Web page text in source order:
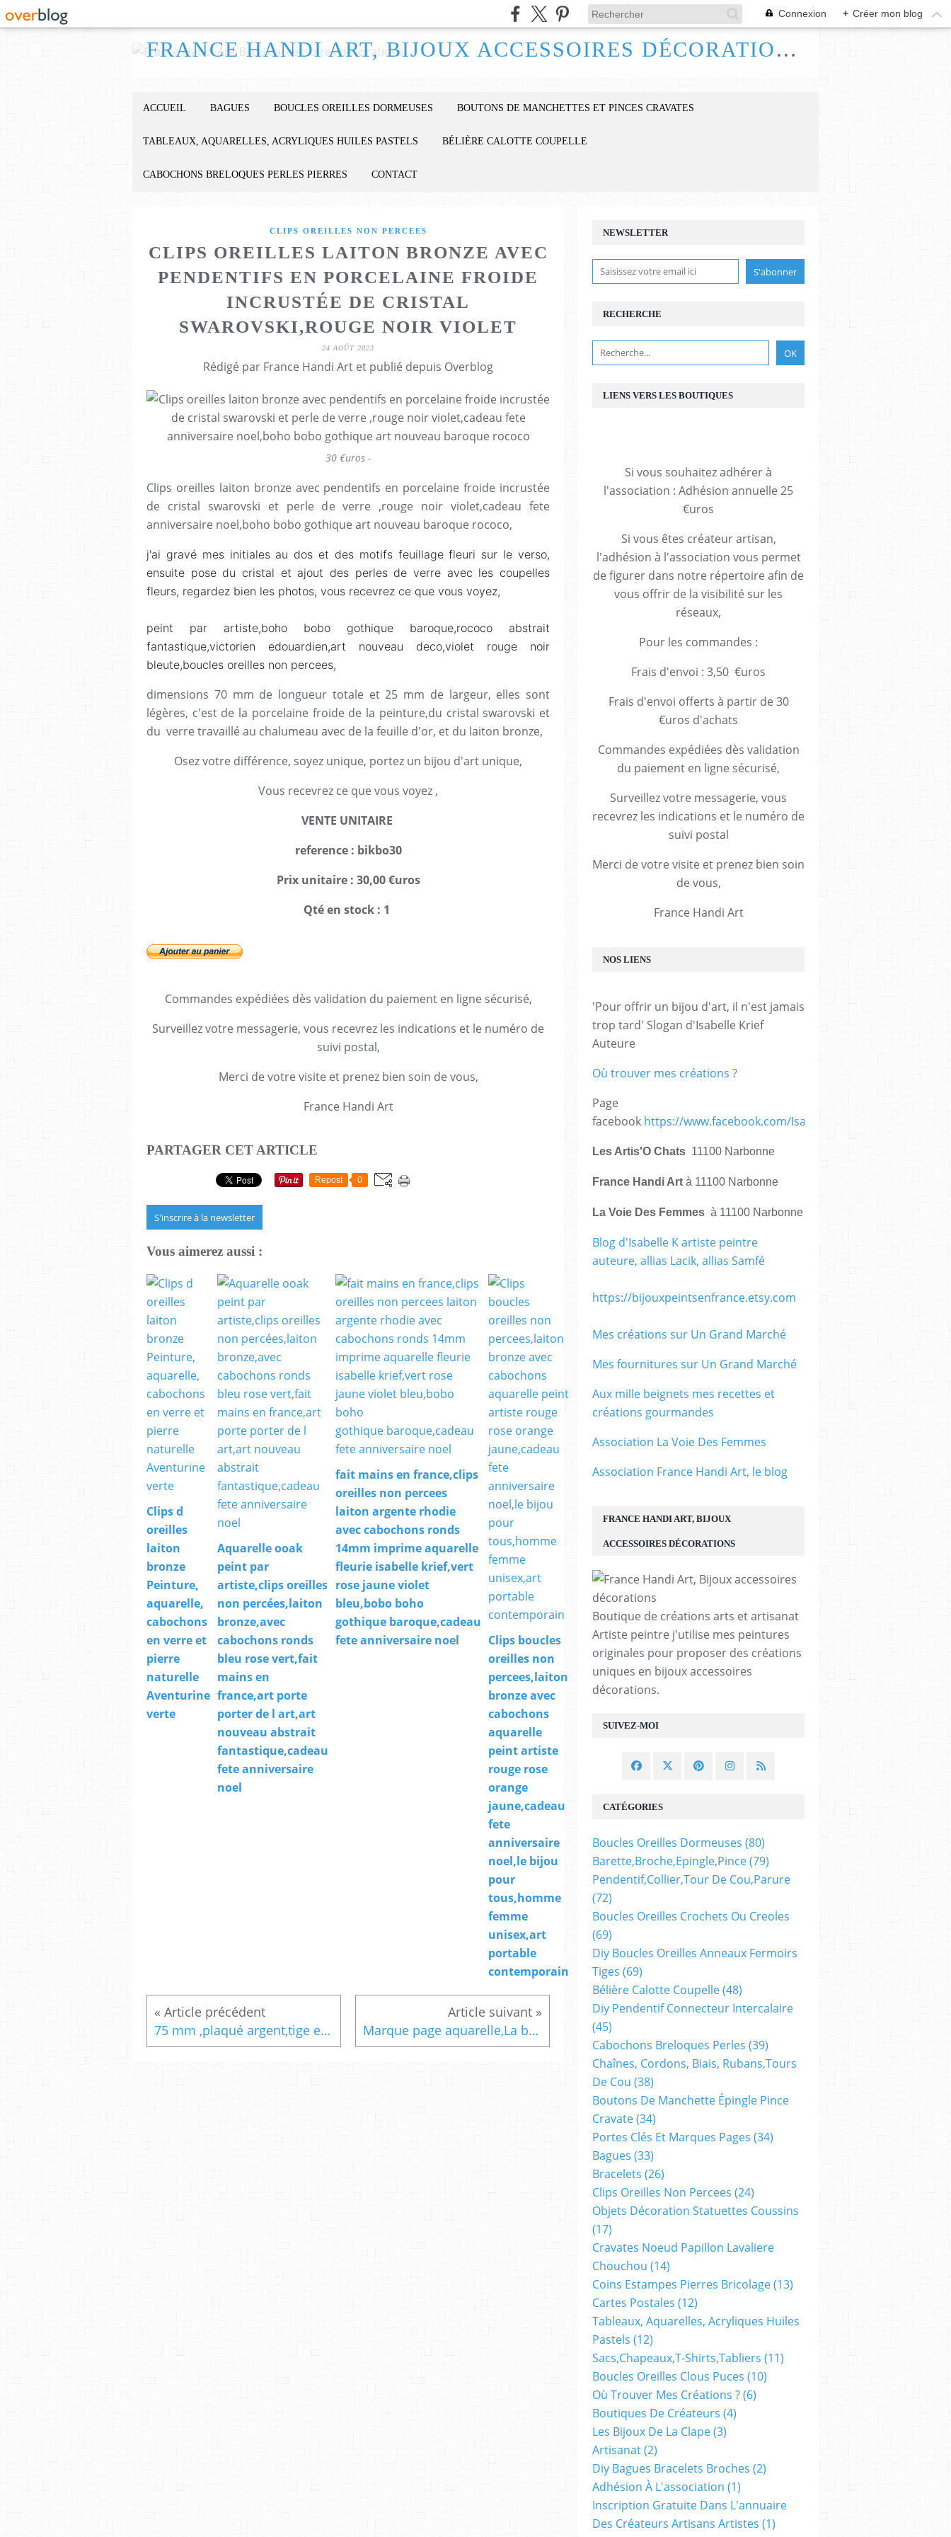
Connexion + Créer mon blog
FRANCE HANDI ART, BIJOUX ACCESSOIRES DÉCORATIONS
ACCUEIL BAGUES BOUCLES OREILLES DORMEUSES BOUTONS DE MANCHETTES ET PINCES CRAVATES
TABLEAUX, AQUARELLES, ACRYLIQUES HUILES PASTELS BÉLIÈRE CALOTTE COUPELLE
CABOCHONS BRELOQUES PERLES PIERRES CONTACT
CLIPS OREILLES NON PERCEES
CLIPS OREILLES LAITON BRONZE AVEC
PENDENTIFS EN PORCELAINE FROIDE
INCRUSTÉE DE CRISTAL
SWAROVSKI,ROUGE NOIR VIOLET
24 AOÛT 2023
Rédigé par France Handi Art et publié depuis Overblog
30 €uros -
Clips oreilles laiton bronze avec pendentifs en porcelaine froide incrustée
de cristal swarovski et perle de verre ,rouge noir violet,cadeau fete
anniversaire noel,boho bobo gothique art nouveau baroque rococo,
j'ai gravé mes initiales au dos et des motifs feuillage fleuri sur le verso,
ensuite pose du cristal et ajout des perles de verre avec les coupelles
fleurs, regardez bien les photos, vous recevrez ce que vous voyez,
peint par artiste,boho bobo gothique baroque,rococo abstrait
fantastique,victorien edouardien,art nouveau deco,violet rouge noir
bleute,boucles oreilles non percees,
dimensions 70 mm de longueur totale et 25 mm de largeur, elles sont
légères, c'est de la porcelaine froide de la peinture,du cristal swarovski et
du verre travaillé au chalumeau avec de la feuille d'or, et du laiton bronze,
Osez votre différence, soyez unique, portez un bijou d'art unique,
Vous recevrez ce que vous voyez ,
VENTE UNITAIRE
reference : bikbo30
Prix unitaire : 30,00 €uros
Qté en stock : 1
Commandes expédiées dès validation du paiement en ligne sécurisé,
Surveillez votre messagerie, vous recevrez les indications et le numéro de
suivi postal,
Merci de votre visite et prenez bien soin de vous,
France Handi Art
PARTAGER CET ARTICLE
Repost 0
S'inscrire à la newsletter
Vous aimerez aussi :
Clips d
oreilles
laiton
bronze
Peinture,
aquarelle,
cabochons
en verre et
pierre
naturelle
Aventurine
verte
Aquarelle ooak
peint par
artiste,clips oreilles
non percées,laiton
bronze,avec
cabochons ronds
bleu rose vert,fait
mains en
france,art porte
porter de l art,art
nouveau abstrait
fantastique,cadeau
fete anniversaire
noel
fait mains en france,clips
oreilles non percees
laiton argente rhodie
avec cabochons ronds
14mm imprime aquarelle
fleurie isabelle krief,vert
rose jaune violet
bleu,bobo boho
gothique baroque,cadeau
fete anniversaire noel
Clips boucles
oreilles non
percees,laiton
bronze avec
cabochons
aquarelle
peint artiste
rouge rose
orange
jaune,cadeau
fete
anniversaire
noel,le bijou
pour
tous,homme
femme
unisex,art
portable
contemporain
75 mm ,plaqué argent,tige epingle clou,tete plate, fourniture bijou bricolage mercerie,scrap deco,punk gothique boheme,kawaii fashion mode,pour ateliers du fait mains,victorien edouardien baroque,art nouveau rococo Marque page aquarelle,La belle endormie,visage de femme,hemorragie cerebrale,art abstrait fantastique colore d isabelle krief artiste peintre
NEWSLETTER
SUIVEZ-MOI
RECHERCHE
FRANCE HANDI ART, BIJOUX
ACCESSOIRES DÉCORATIONS
Boutique de créations arts et artisanat
Artiste peintre j'utilise mes peintures
originales pour proposer des créations
uniques en bijoux accessoires
décorations.
CATÉGORIES
Boucles Oreilles Dormeuses (80)
Barette,broche,epingle,pince(79)
Pendentif,collier,tour De Cou,parure
(72)
Boucles Oreilles Crochets Ou Creoles
(69)
Diy Boucles Oreilles Anneaux Fermoirs
Tiges (69)
Bélière Calotte Coupelle(48)
Diy Pendentif Connecteur Intercalaire
(45)
Cabochons Breloques Perles (39)
Chaînes, Cordons, Biais, Rubans,tours
De Cou (38)
Boutons De Manchette Épingle Pince
Cravate(34)
Portes Clés Et Marques Pages (34)
Bagues (33)
Bracelets (26)
Clips Oreilles Non Percees (24)
Objets Décoration Statuettes Coussins
(17)
Cravates Noeud Papillon Lavaliere
Chouchou (14)
Coins Estampes Pierres Bricolage(13)
Cartes Postales (12)
Tableaux, Aquarelles, Acryliques Huiles
Pastels (12)
Sacs,chapeaux,t-Shirts,tabliers (11)
Boucles Oreilles Clous Puces (10)
Où Trouver Mes Créations ?(6)
Boutiques De Créateurs (4)
Les Bijoux De La Clape(3)
Artisanat(2)
Diy Bagues Bracelets Broches (2)
Adhésion À L'association (1)
Inscription Gratuite Dans L'annuaire
Des Créateurs Artisans Artistes (1)
LIENS VERS LES BOUTIQUES
Si vous souhaitez adhérer à
l'association : Adhésion annuelle 25
€uros
Si vous êtes créateur artisan,
l'adhésion à l'association vous permet
de figurer dans notre répertoire afin de
vous offrir de la visibilité sur les
réseaux,
Pour les commandes :
Frais d'envoi : 3,50 €uros
Frais d'envoi offerts à partir de 30
€uros d'achats
Commandes expédiées dès validation
du paiement en ligne sécurisé,
Surveillez votre messagerie, vous
recevrez les indications et le numéro de
suivi postal
Merci de votre visite et prenez bien soin
de vous,
France Handi Art
NOS LIENS
'Pour offrir un bijou d'art, il n'est jamais
trop tard' Slogan d'Isabelle Krief
Auteure
Où trouver mes créations ?
Page
facebook https://www.facebook.com/IsabelleKrief.ArtistePeintre/
Les Artis'O Chats 11100 Narbonne
France Handi Art à 11100 Narbonne
La Voie Des Femmes à 11100 Narbonne
Blog d'Isabelle K artiste peintre
auteure, allias Lacik, allias Samfé
https://bijouxpeintsenfrance.etsy.com
Mes créations sur Un Grand Marché
Mes fournitures sur Un Grand Marché
Aux mille beignets mes recettes et
créations gourmandes
Association La Voie Des Femmes
Association France Handi Art, le blog